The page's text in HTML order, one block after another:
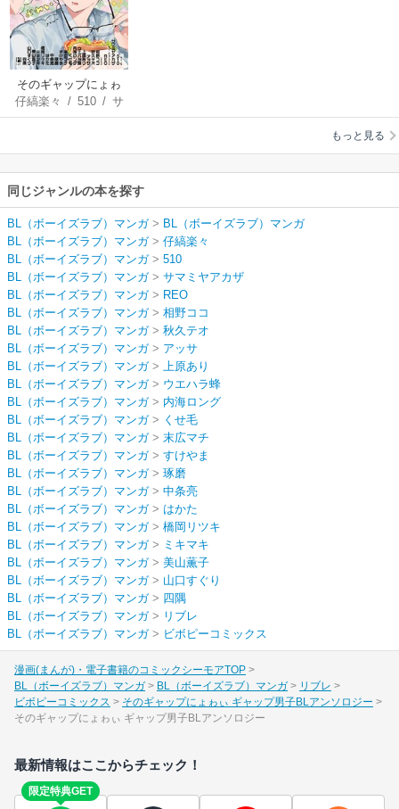
そのギャップにょゎ
ぃ ギャップ男子BLア
ンソロジー
仔縞楽々 / 510/ サ
マミヤアカザ/REO
オ/アッサ/上原あ
り/ウエハラ蜂/内
海ロング/くせ毛/
末広マチ/すけや
ま /琢磨 /中条亮/
はかた/橋岡リツ
キ /ミキマキ/ 美山
薫子/山口すぐり /
四隅
もっと見る
同じジャンルの本を探す
BL（ボーイズラブ）マンガ> BL（ボーイズラブ）マンガ
BL（ボーイズラブ）マンガ> 仔縞楽々
BL（ボーイズラブ）マンガ> 510
BL（ボーイズラブ）マンガ> サマミヤアカザ
BL（ボーイズラブ）マンガ> REO
BL（ボーイズラブ）マンガ> 相野ココ
BL（ボーイズラブ）マンガ> 秋久テオ
BL（ボーイズラブ）マンガ> アッサ
BL（ボーイズラブ）マンガ> 上原あり
BL（ボーイズラブ）マンガ> ウエハラ蜂
BL（ボーイズラブ）マンガ> 内海ロング
BL（ボーイズラブ）マンガ> くせ毛
BL（ボーイズラブ）マンガ> 末広マチ
BL（ボーイズラブ）マンガ> すけやま
BL（ボーイズラブ）マンガ> 琢磨
BL（ボーイズラブ）マンガ> 中条亮
BL（ボーイズラブ）マンガ> はかた
BL（ボーイズラブ）マンガ> 橋岡リツキ
BL（ボーイズラブ）マンガ> ミキマキ
BL（ボーイズラブ）マンガ> 美山薫子
BL（ボーイズラブ）マンガ> 山口すぐり
BL（ボーイズラブ）マンガ> 四隅
BL（ボーイズラブ）マンガ> リブレ
BL（ボーイズラブ）マンガ> ビボピーコミックス
漫画(まんが)・電子書籍のコミックシーモアTOP
BL（ボーイズラブ）マンガ
BL（ボーイズラブ）マンガ
リブレ
ビボピーコミックス
そのギャップにょゎぃ ギャップ男子BLアンソロジー
そのギャップにょゎぃ ギャップ男子BLアンソロジー
最新情報はここからチェック！
限定特典GET